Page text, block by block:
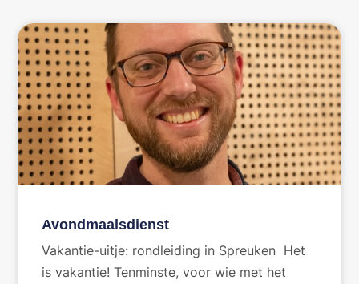
Avondmaalsdienst
Vakantie-uitje: rondleiding in Spreuken Het
is vakantie! Tenminste, voor wie met het